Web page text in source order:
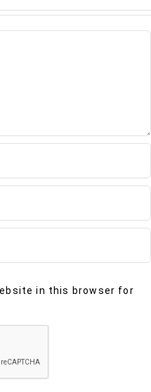
in this browser for